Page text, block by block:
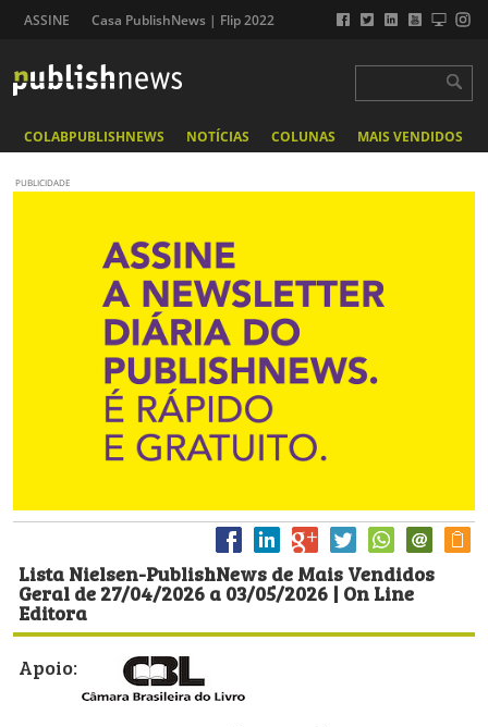
ASSINE Casa PublishNews | Flip 2022
COLABPUBLISHNEWS NOTÍCIAS COLUNAS MAIS VENDIDOS
PUBLICIDADE
Lista Nielsen-PublishNews de Mais Vendidos
Geral de 27/04/2026 a 03/05/2026 | On Line
Editora
Apoio: